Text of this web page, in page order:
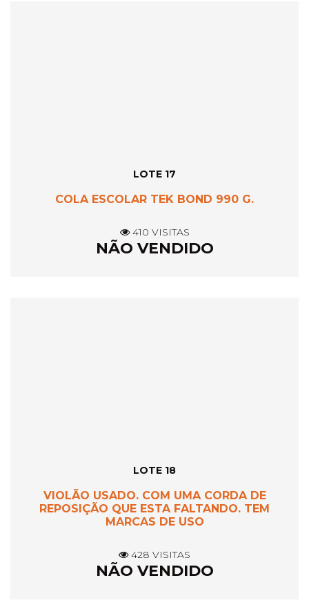
LOTE 17
COLA ESCOLAR TEK BOND 990 G.
410 VISITAS
NÃO VENDIDO
LOTE 18
VIOLÃO USADO. COM UMA CORDA DE
REPOSIÇÃO QUE ESTA FALTANDO. TEM
MARCAS DE USO
428 VISITAS
NÃO VENDIDO